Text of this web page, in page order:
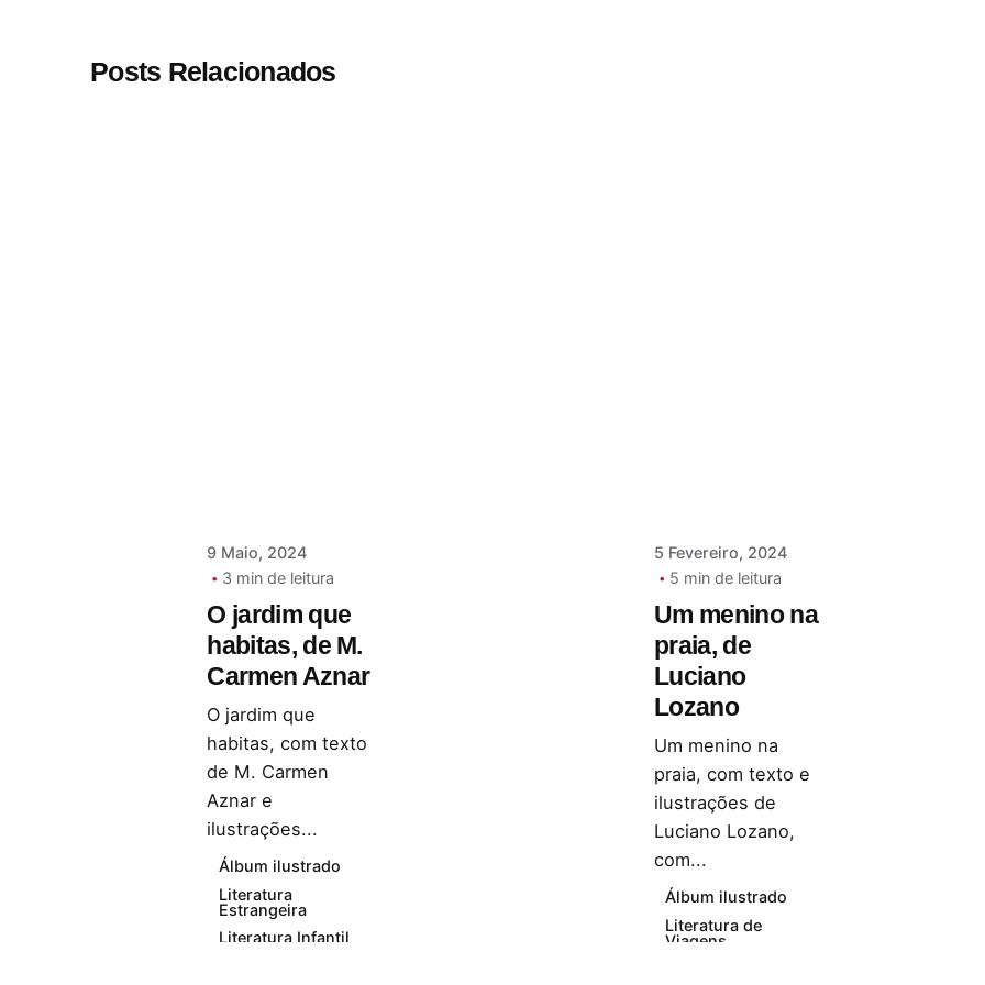
Posts Relacionados
9 Maio, 2024
3 min de leitura
O jardim que
habitas, de M.
Carmen Aznar
O jardim que
habitas, com texto
de M. Carmen
Aznar e
ilustrações...
Álbum ilustrado
Literatura
Estrangeira
Literatura Infantil
5 Fevereiro, 2024
5 min de leitura
Um menino na
praia, de
Luciano
Lozano
Um menino na
praia, com texto e
ilustrações de
Luciano Lozano,
com...
Álbum ilustrado
Literatura de
Viagens